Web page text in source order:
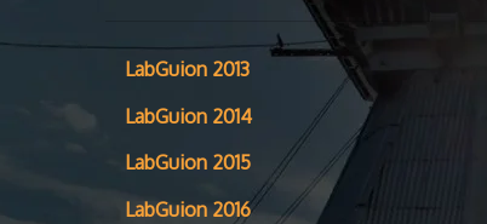
LabGuion 2013
LabGuion 2014
LabGuion 2015
LabGuion 2016